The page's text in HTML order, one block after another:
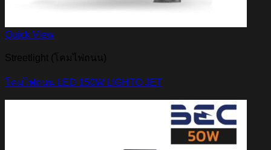
Quick View
Streetlight (โคมไฟถนน)
โคมไฟถนน LED 150W LIGHTO JET